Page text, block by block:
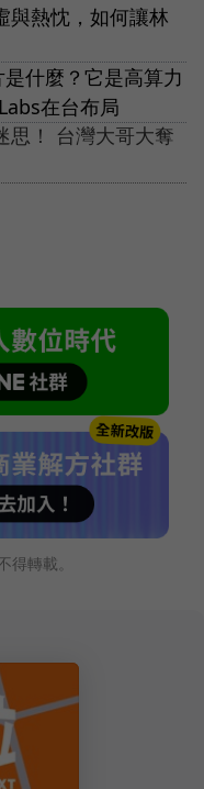
與熱忱，如何讓林
什麼？它是高算力
在台布局
思！ 台灣大哥大奪
轉載。